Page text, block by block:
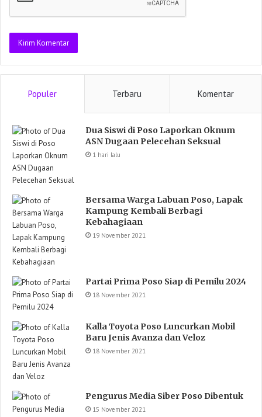
Populer Terbaru Komentar
Dua Siswi di Poso Laporkan Oknum
ASN Dugaan Pelecehan Seksual
1 hari lalu
Bersama Warga Labuan Poso, Lapak
Kampung Kembali Berbagi
Kebahagiaan
19 November 2021
Partai Prima Poso Siap di Pemilu 2024
18 November 2021
Kalla Toyota Poso Luncurkan Mobil
Baru Jenis Avanza dan Veloz
18 November 2021
Pengurus Media Siber Poso Dibentuk
15 November 2021